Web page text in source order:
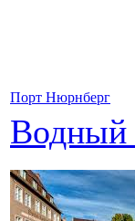
Порт Нюрнберг
Водный